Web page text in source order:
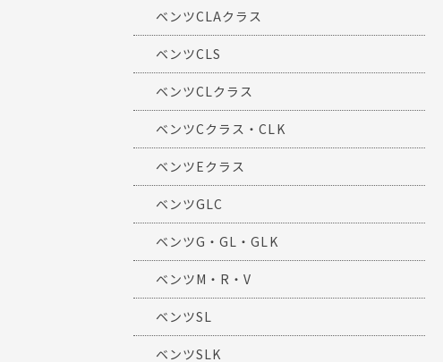
ベンツCLAクラス
ベンツCLS
ベンツCLクラス
ベンツCクラス・CLK
ベンツEクラス
ベンツGLC
ベンツG・GL・GLK
ベンツM・R・V
ベンツSL
ベンツSLK